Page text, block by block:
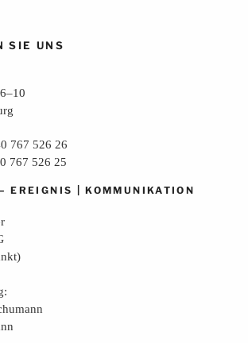
SIE UNS
767 526 26
767 526 25
EREIGNIS |KOMMUNIKATION